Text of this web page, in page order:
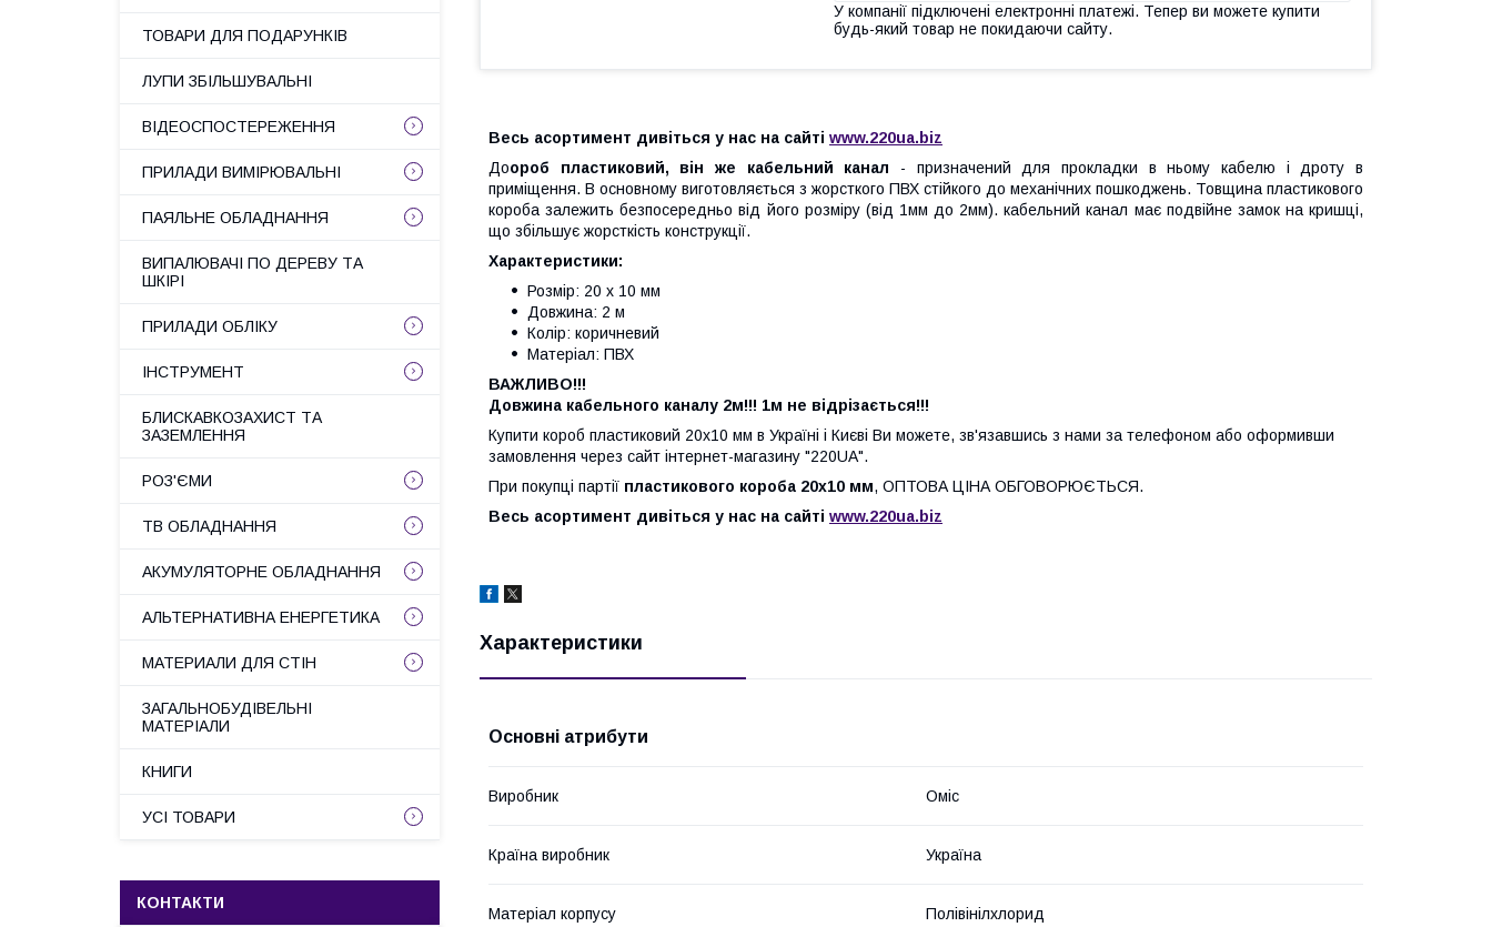
У компанії підключені електронні платежі. Тепер ви можете купити
будь-який товар не покидаючи сайту.
Весь асортимент дивіться у нас на сайті www.220ua.biz
Доороб пластиковий, він же кабельний канал - призначений для прокладки в ньому кабелю і дроту в
приміщення. В основному виготовляється з жорсткого ПВХ стійкого до механічних пошкоджень. Товщина пластикового
короба залежить безпосередньо від його розміру (від 1мм до 2мм). кабельний канал має подвійне замок на кришці,
що збільшує жорсткість конструкції.
Характеристики:
Розмір: 20 х 10 мм
Довжина: 2 м
Колір: коричневий
Матеріал: ПВХ
ВАЖЛИВО!!!
Довжина кабельного каналу 2м!!! 1м не відрізається!!!
Купити короб пластиковий 20х10 мм в Україні і Києві Ви можете, зв'язавшись з нами за телефоном або оформивши
замовлення через сайт інтернет-магазину "220UA".
При покупці партії пластикового короба 20х10 мм, ОПТОВА ЦІНА ОБГОВОРЮЄТЬСЯ.
Весь асортимент дивіться у нас на сайті www.220ua.biz
Характеристики
Основні атрибути
Виробник Оміс
Країна виробник Україна
Матеріал корпусу Полівінілхлорид
ТОВАРИ ДЛЯ ПОДАРУНКІВ
ЛУПИ ЗБІЛЬШУВАЛЬНІ
ВІДЕОСПОСТЕРЕЖЕННЯ
ПРИЛАДИ ВИМІРЮВАЛЬНІ
ПАЯЛЬНЕ ОБЛАДНАННЯ
ВИПАЛЮВАЧІ ПО ДЕРЕВУ ТА
ШКІРІ
ПРИЛАДИ ОБЛІКУ
ІНСТРУМЕНТ
БЛИСКАВКОЗАХИСТ ТА
ЗАЗЕМЛЕННЯ
РОЗ'ЄМИ
ТВ ОБЛАДНАННЯ
АКУМУЛЯТОРНЕ ОБЛАДНАННЯ
АЛЬТЕРНАТИВНА ЕНЕРГЕТИКА
МАТЕРИАЛИ ДЛЯ СТІН
ЗАГАЛЬНОБУДІВЕЛЬНІ
МАТЕРІАЛИ
КНИГИ
УСІ ТОВАРИ
КОНТАКТИ